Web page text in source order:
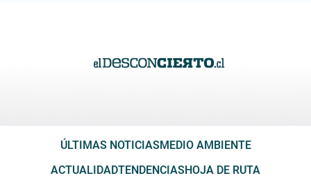
ÚLTIMAS NOTICIASMEDIO AMBIENTE
ACTUALIDADTENDENCIASHOJA DE RUTA